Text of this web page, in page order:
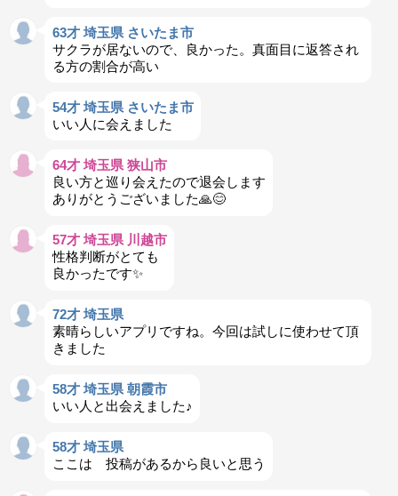
63才 埼玉県 さいたま市
サクラが居ないので、良かった。真面目に返答され
る方の割合が高い
54才 埼玉県 さいたま市
いい人に会えました
64才 埼玉県 狭山市
良い方と巡り会えたので退会します
ありがとうございました🙏😊
57才 埼玉県 川越市
性格判断がとても
良かったです✨️
72才 埼玉県
素晴らしいアプリですね。今回は試しに使わせて頂
きました
58才 埼玉県 朝霞市
いい人と出会えました♪
58才 埼玉県
ここは 投稿があるから良いと思う